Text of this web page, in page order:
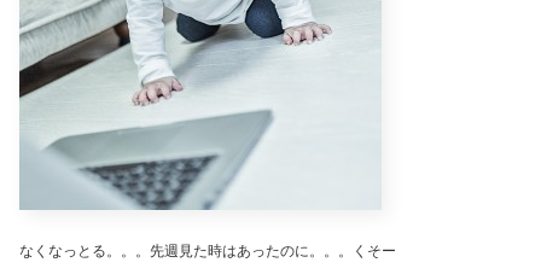
なくなっとる。。。先週見た時はあったのに。。。くそー